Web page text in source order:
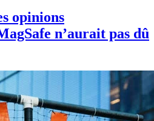
opinions
n’aurait pas dû